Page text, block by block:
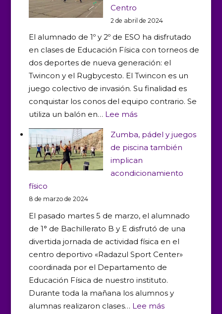
Centro
2 de abril de 2024
El alumnado de 1º y 2º de ESO ha disfrutado
en clases de Educación Física con torneos de
dos deportes de nueva generación: el
Twincon y el Rugbycesto. El Twincon es un
juego colectivo de invasión. Su finalidad es
conquistar los conos del equipo contrario. Se
utiliza un balón en… Lee más:
de
nueva
generación
en
Zumba, pádel y juegos
de piscina también
implican
acondicionamiento
físico
8 de marzo de 2024
El pasado martes 5 de marzo, el alumnado
de 1° de Bachillerato B y E disfrutó de una
divertida jornada de actividad física en el
centro deportivo «Radazul Sport Center»
coordinada por el Departamento de
Educación Física de nuestro instituto.
Durante toda la mañana los alumnos y
alumnas realizaron clases… Lee más: